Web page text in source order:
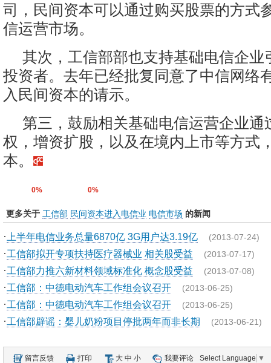
司，民间资本可以通过购买股票的方式
信运营市场。
其次，工信部部也支持基础电信企业
投资者。去年已经批复同意了中信网络
入民间资本的请示。
第三，鼓励相关基础电信运营企业通
权，增资扩股，以及在境内上市等方式
本。
0% 0%
更多关于 工信部 民间资本进入电信业 电信市场 的新闻
· 上半年电信业务总量6870亿 3G用户达3.19亿 (2013-07-24)
·工信部拟开专项扶持医疗器械业 相关股受益 (2013-07-17)
·工信部力推六新材料领域标准化 概念股受益 (2013-07-08)
·工信部：中德电动汽车工作组会议召开 (2013-06-25)
·工信部：中德电动汽车工作组会议召开 (2013-06-25)
·工信部辟谣：婴儿奶粉项目停批两年而非长期 (2013-06-21)
留言反馈 打印 大 中 小 我要评论 Select Language ▼